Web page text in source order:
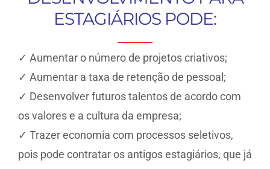
ESTAGIÁRIOS PODE:
✓ Aumentar o número de projetos criativos;
✓ Aumentar a taxa de retenção de pessoal;
✓ Desenvolver futuros talentos de acordo com
os valores e a cultura da empresa;
✓ Trazer economia com processos seletivos,
pois pode contratar os antigos estagiários, que já